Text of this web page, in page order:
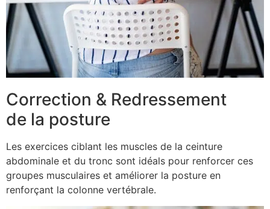
Correction & Redressement
de la posture
Les exercices ciblant les muscles de la ceinture
abdominale et du tronc sont idéals pour renforcer ces
groupes musculaires et améliorer la posture en
renforçant la colonne vertébrale.